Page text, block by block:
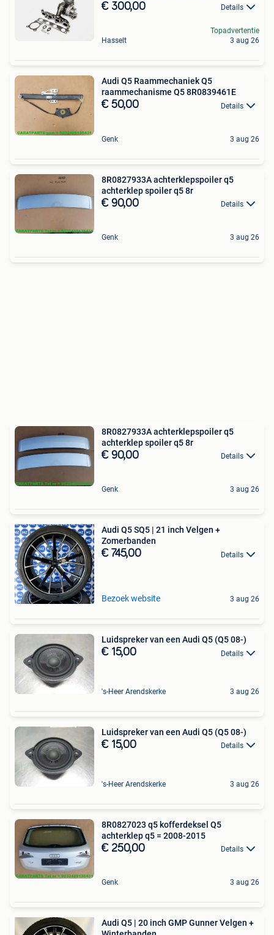
€ 300,00 Details
Hasselt
Topadvertentie
3 aug 26
Audi Q5 Raammechaniek Q5
raammechanisme Q5 8R0839461E
€ 50,00 Details
Genk 3 aug 26
8R0827933A achterklepspoiler q5
achterklep spoiler q5 8r
€ 90,00 Details
Genk 3 aug 26
8R0827933A achterklepspoiler q5
achterklep spoiler q5 8r
€ 90,00 Details
Genk 3 aug 26
Audi Q5 SQ5 | 21 inch Velgen +
Zomerbanden
€ 745,00 Details
Bezoek website 3 aug 26
Luidspreker van een Audi Q5 (Q5 08-)
€ 15,00 Details
's-Heer Arendskerke 3 aug 26
Luidspreker van een Audi Q5 (Q5 08-)
€ 15,00 Details
's-Heer Arendskerke 3 aug 26
8R0827023 q5 kofferdeksel Q5
achterklep q5 = 2008-2015
€ 250,00 Details
Genk 3 aug 26
Audi Q5 | 20 inch GMP Gunner Velgen +